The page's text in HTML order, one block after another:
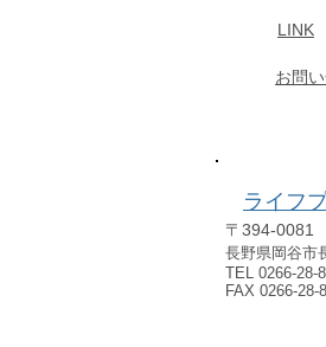
ライフ
〒394-0081
長野県岡谷市
TEL 0266-28-
FAX 0266-28-
LINK
お問